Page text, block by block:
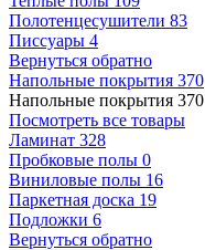
Полотенцесушители 83
Писсуары 4
Вернуться обратно
Напольные покрытия 370
Напольные покрытия 370
Посмотреть все товары
Ламинат 328
Пробковые полы 0
Виниловые полы 16
Паркетная доска 19
Подложки 6
Вернуться обратно